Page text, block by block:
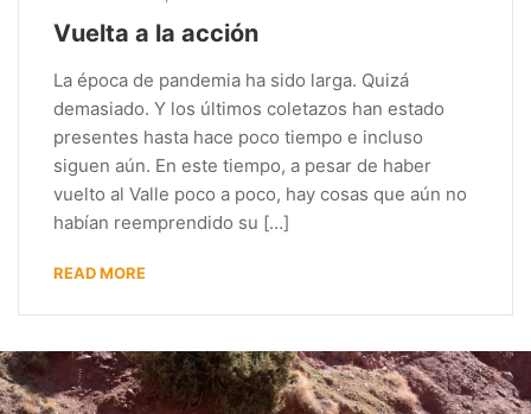
Vuelta a la acción
La época de pandemia ha sido larga. Quizá
demasiado. Y los últimos coletazos han estado
presentes hasta hace poco tiempo e incluso
siguen aún. En este tiempo, a pesar de haber
vuelto al Valle poco a poco, hay cosas que aún no
habían reemprendido su […]
READ MORE